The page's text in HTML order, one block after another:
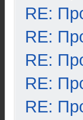
RE:
RE:
RE:
RE:
RE: